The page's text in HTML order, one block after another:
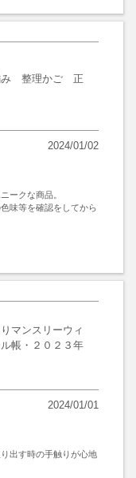
み 整理かご 正
2024/01/02
ークな商品。
味等を確認をしてから
マンスリーウィ
帳・２０２３年
2024/01/01
出す時の手触りが心地